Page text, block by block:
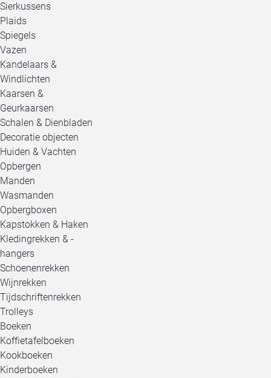
Sierkussens
Plaids
Spiegels
Vazen
Kandelaars &
Windlichten
Kaarsen &
Geurkaarsen
Schalen & Dienbladen
Decoratie objecten
Huiden & Vachten
Opbergen
Manden
Wasmanden
Opbergboxen
Kapstokken & Haken
Kledingrekken & -
hangers
Schoenenrekken
Wijnrekken
Tijdschriftenrekken
Trolleys
Boeken
Koffietafelboeken
Kookboeken
Kinderboeken